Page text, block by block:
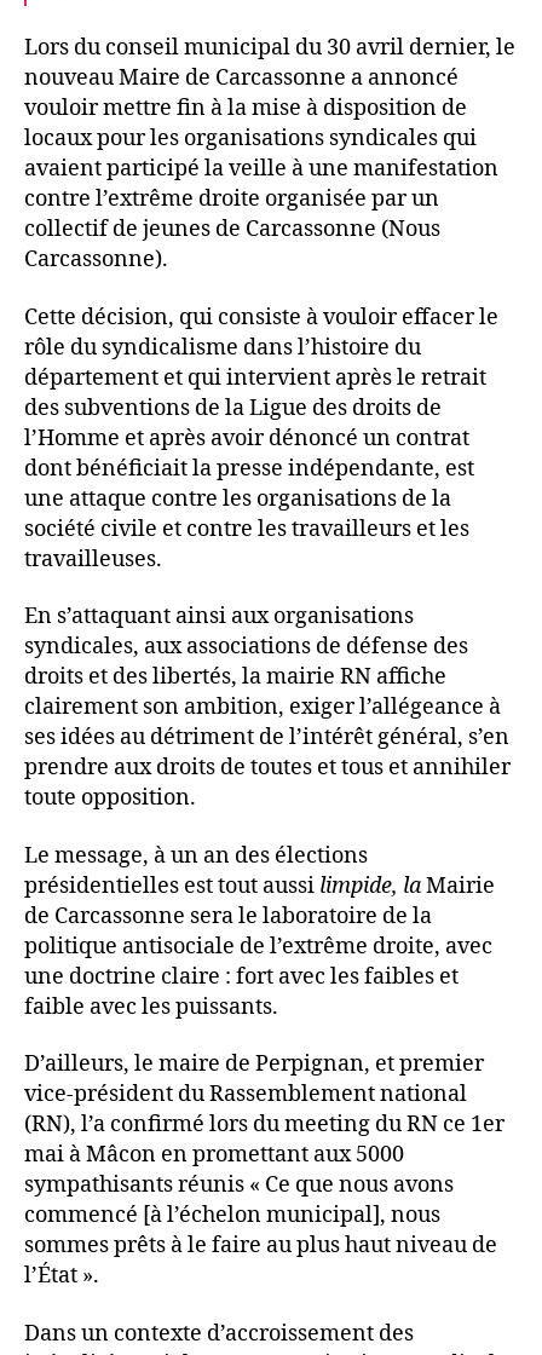
Lors du conseil municipal du 30 avril dernier, le
nouveau Maire de Carcassonne a annoncé
vouloir mettre fin à la mise à disposition de
locaux pour les organisations syndicales qui
avaient participé la veille à une manifestation
contre l’extrême droite organisée par un
collectif de jeunes de Carcassonne (Nous
Carcassonne).
Cette décision, qui consiste à vouloir effacer le
rôle du syndicalisme dans l’histoire du
département et qui intervient après le retrait
des subventions de la Ligue des droits de
l’Homme et après avoir dénoncé un contrat
dont bénéficiait la presse indépendante, est
une attaque contre les organisations de la
société civile et contre les travailleurs et les
travailleuses.
En s’attaquant ainsi aux organisations
syndicales, aux associations de défense des
droits et des libertés, la mairie RN affiche
clairement son ambition, exiger l’allégeance à
ses idées au détriment de l’intérêt général, s’en
prendre aux droits de toutes et tous et annihiler
toute opposition.
Le message, à un an des élections
présidentielles est tout aussi limpide, laMairie
de Carcassonne sera le laboratoire de la
politique antisociale de l’extrême droite, avec
une doctrine claire : fort avec les faibles et
faible avec les puissants.
D’ailleurs, le maire de Perpignan, et premier
vice-président du Rassemblement national
(RN), l’a confirmé lors du meeting du RN ce 1er
mai à Mâcon en promettant aux 5000
sympathisants réunis « Ce que nous avons
commencé [à l’échelon municipal], nous
sommes prêts à le faire au plus haut niveau de
l’État ».
Dans un contexte d’accroissement des